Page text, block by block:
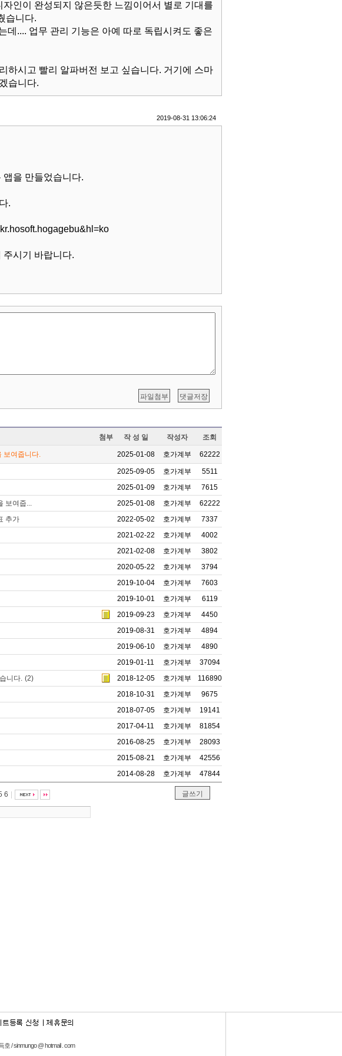
인이 완성되지 않은듯한 느낌이어서 별로 기대를
습니다.
데.... 업무 관리 기능은 아예 따로 독립시켜도 좋은
하시고 빨리 알파버전 보고 싶습니다. 거기에 스마
습니다.
2019-08-31 13:06:24
을 만들었습니다.
.
시기 바랍니다.
첨부 작 성 일 작성자 조회
보여줍니다. 2025-01-08 호가계부 62222
2025-09-05 호가계부
5511
2025-01-09 호가계부
7615
보여줍... 2025-01-08 호가계부
62222
추가 2022-05-02 호가계부
7337
2021-02-22 호가계부
4002
2021-02-08 호가계부
3802
2020-05-22 호가계부
3794
2019-10-04 호가계부
7603
2019-10-01 호가계부
6119
2019-09-23 호가계부
4450
2019-08-31 호가계부
4894
2019-06-10 호가계부
4890
2019-01-11 호가계부
37094
니다. (2) 2018-12-05 호가계부
116890
2018-10-31 호가계부
9675
2018-07-05 호가계부
19141
2017-04-11 호가계부
81854
2016-08-25 호가계부
28093
2015-08-21 호가계부
42556
2014-08-28 호가계부 47844
6
호 / sinmungo @ hotmail . com